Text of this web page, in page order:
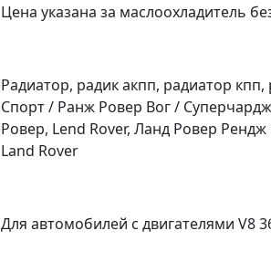
Цена указана за маслоохладитель
Радиатор, радик акпп, радиатор
Спорт / Ранж Ровер Вог /
Ровер, Lend Rover, Ланд Ровер
Land Rover
Для автомобилей с двигателями V8